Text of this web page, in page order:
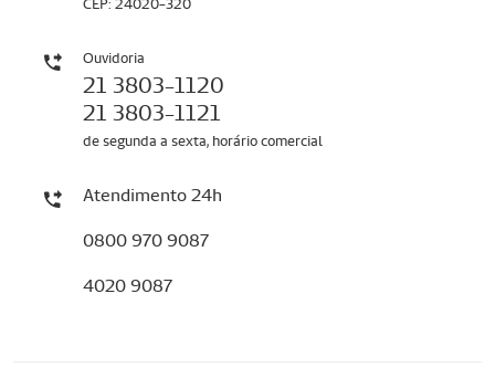
CEP: 24020-320
Ouvidoria
21 3803-1120
21 3803-1121
de segunda a sexta, horário comercial
Atendimento 24h
0800 970 9087
4020 9087